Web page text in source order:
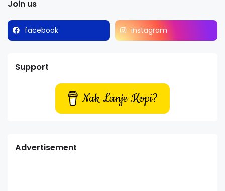
Join us
facebook instagram
Support
Nak Lanje Kopi?
Advertisement